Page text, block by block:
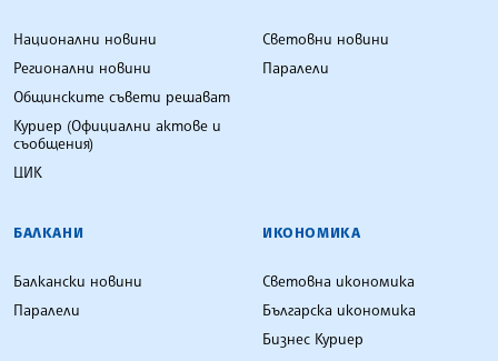
Национални новини
Регионални новини
Общинските съвети решават
Куриер (Официални актове и
съобщения)
ЦИК
Световни новини
Паралели
БАЛКАНИ
Балкански новини
Паралели
ИКОНОМИКА
Световна икономика
Българска икономика
Бизнес Куриер